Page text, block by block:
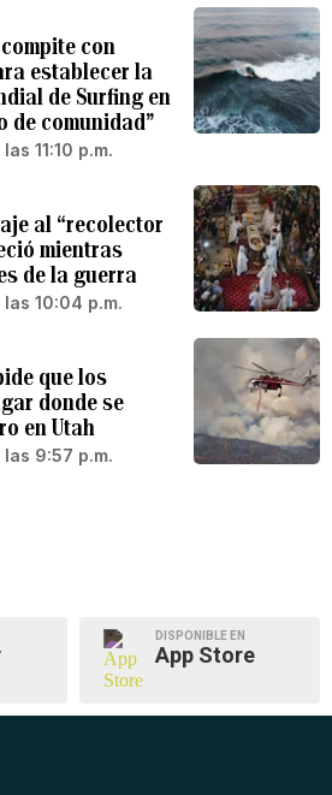
con
establecer la
de Surfing en
de comunidad”
11:10 p.m.
al “recolector
mientras
de la guerra
10:04 p.m.
que los
donde se
en Utah
9:57 p.m.
DISPONIBLE EN
App Store